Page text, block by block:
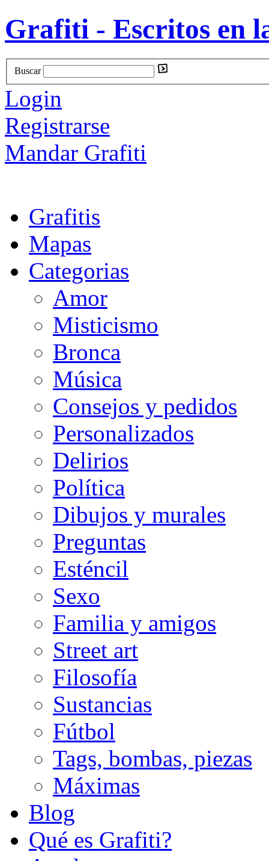
Grafiti - Escritos en
Buscar
Login
Registrarse
Mandar Grafiti
Grafitis
Mapas
Categorias
Amor
Misticismo
Bronca
Música
Consejos y pedidos
Personalizados
Delirios
Política
Dibujos y murales
Preguntas
Esténcil
Sexo
Familia y amigos
Street art
Filosofía
Sustancias
Fútbol
Tags, bombas, piezas
Máximas
Blog
Qué es Grafiti?